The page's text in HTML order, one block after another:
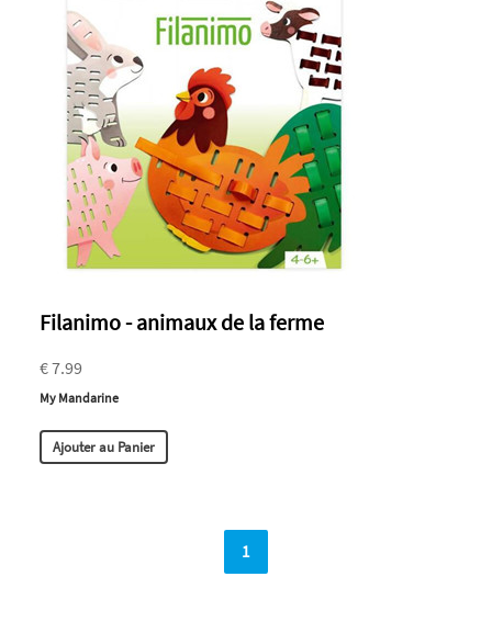
Filanimo - animaux de la ferme
€ 7.99
My Mandarine
Ajouter au Panier
1